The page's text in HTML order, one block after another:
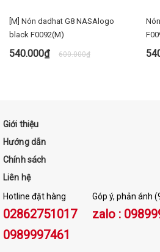
[M] Nón dadhat G8 NASAlogo
black F0092(M)
540.000₫ 600.000₫
Giới thiệu
Hướng dẫn
Chính sách
Liên hệ
Hotline đặt hàng
02862751017
0989997461
Góp ý, phản ánh
zalo :